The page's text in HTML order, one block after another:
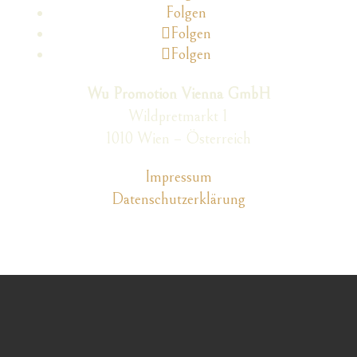
Folgen
Folgen
Folgen
Wu Promotion Vienna GmbH
Wildpretmarkt 1
1010 Wien – Österreich
Impressum
Datenschutzerklärung